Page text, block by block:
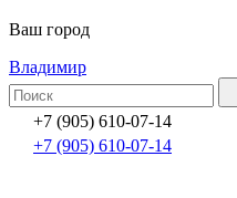
Ваш город
Владимир
+7 (905) 610-07-14
+7 (905) 610-07-14